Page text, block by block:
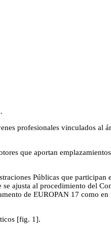
profesionales vinculados
que aportan
Públicas que
ajusta al procedimiento del
de EUROPAN 17 como
[fig. 1].